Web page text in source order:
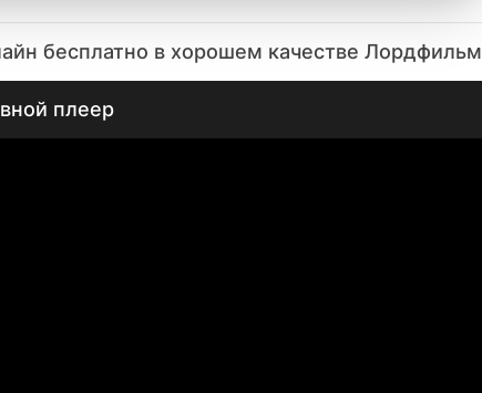
бесплатно в хорошем качестве Лордфильм
плеер